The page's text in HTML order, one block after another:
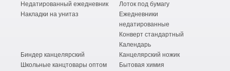
Недатированный ежедневник
Накладки на унитаз
Лоток под бумагу
Ежедневники
недатированные
Конверт стандартный
Календарь
Биндер канцелярский
Школьные канцтовары оптом
Канцелярский ножик
Бытовая химия